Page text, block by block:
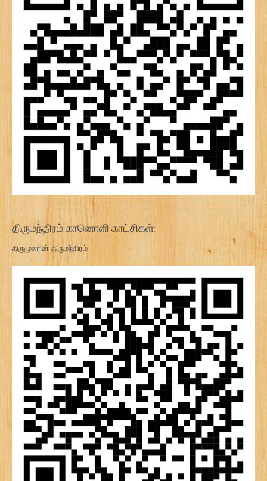
திருமந்திரம் கானொளி காட்சிகள்:
திருமூலரின் திருமந்திரம்